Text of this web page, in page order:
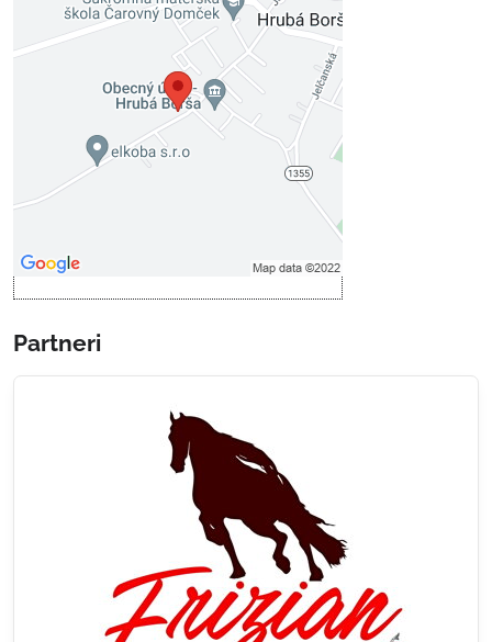
Externý obsah je blokovaný
Voľbami súkromia
Prajete si načítať externý obsah?
Povoliť tentokrát
Povoliť a zapamätať - súhlas s
Partneri